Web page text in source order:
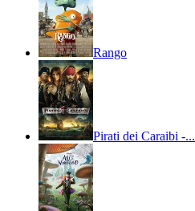
Rango
Pirati dei Caraibi -...